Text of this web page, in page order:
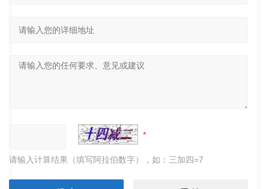
请输入计算结果（填写阿拉伯数字），如：三加四=7